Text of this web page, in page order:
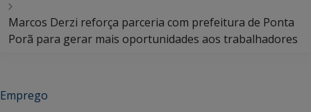
Marcos Derzi reforça parceria com prefeitura de Ponta
Porã para gerar mais oportunidades aos trabalhadores
Emprego